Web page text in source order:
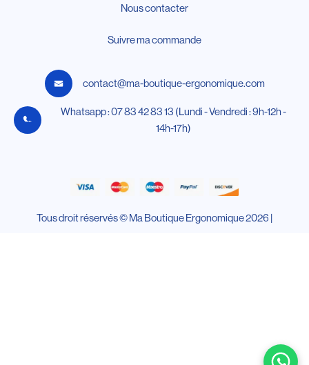
Nous contacter
Suivre ma commande
contact@ma-boutique-ergonomique.com
Whatsapp : 07 83 42 83 13 (Lundi - Vendredi : 9h-12h -
14h-17h)
Tous droit réservés © Ma Boutique Ergonomique 2026 |